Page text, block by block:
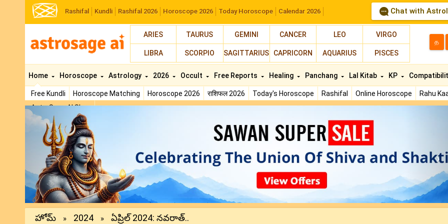
Rashifal Kundli Rashifal 2026 Horoscope 2026 Today Horoscope Calendar 2026 Chat with
ARIES TAURUS GEMINI CANCER LEO VIRGO
LIBRA SCORPIO SAGITTARIUS CAPRICORN AQUARIUS PISCES
த
Home
Free Kundli Horoscope Matching Horoscope 2026 राशिफल 2026 Today's Horoscope Rashifal Online Horoscope Rahu
AstroSage AI Shop
Horoscope Astrology 2026 Occult Free Reports Healing Panchang Lal Kitab KP
Previous
హోమ్ » 2024 » ఏప్రిల్ 2024: నవరాత్..